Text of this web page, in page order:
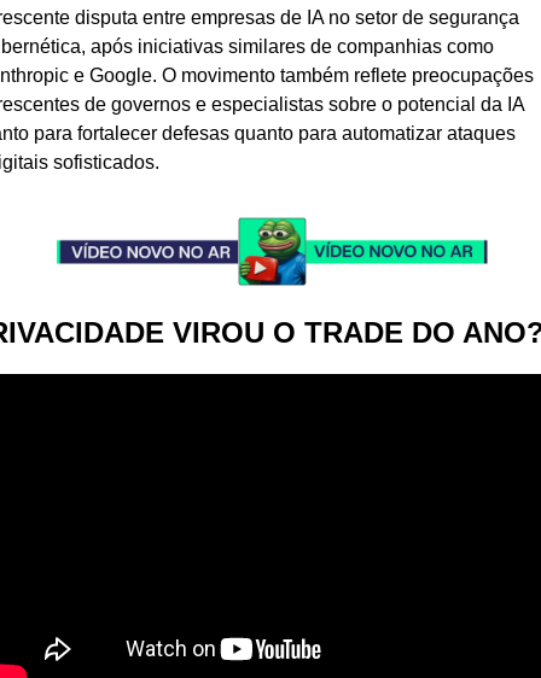
disputa entre empresas de IA no setor de segurança
após iniciativas similares de companhias como
e Google. O movimento também reflete preocupações
de governos e especialistas sobre o potencial da IA
para fortalecer defesas quanto para automatizar ataques
sofisticados.
VIROU O TRADE DO